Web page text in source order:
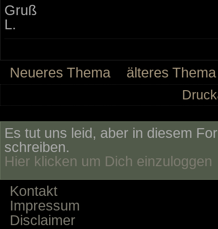
Gruß
L.
Neueres Thema älteres Thema
Es tut uns leid, aber in diesem
schreiben.
Hier klicken um Dich einzuloggen
Kontakt
Impressum
Disclaimer